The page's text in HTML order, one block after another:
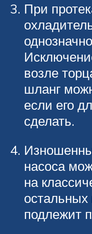
При
возле
шланг
если его
сделать.
насоса
на
подлежит